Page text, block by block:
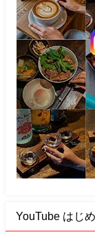
YouTube はじ